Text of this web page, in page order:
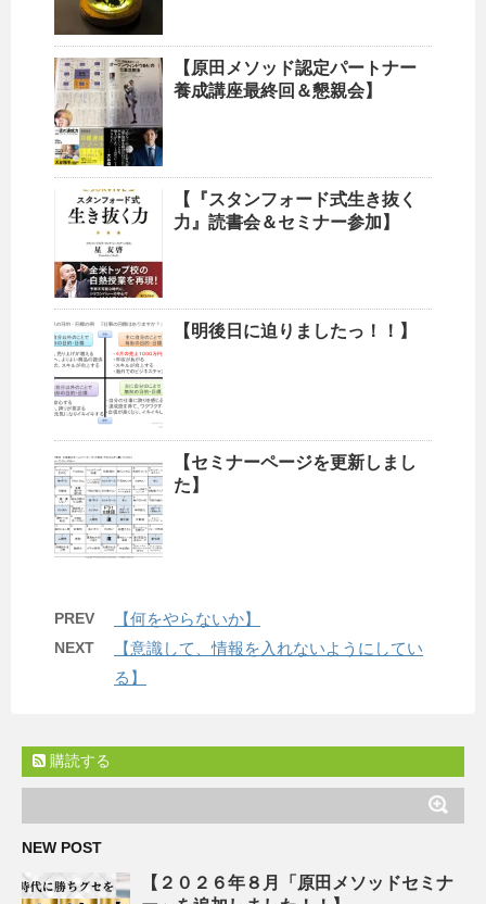
【原田メソッド認定パートナー
養成講座最終回＆懇親会】
【『スタンフォード式生き抜く
力』読書会＆セミナー参加】
【明後日に迫りましたっ！！】
【セミナーページを更新しまし
た】
PREV 【何をやらないか】
NEXT
【意識して、情報を入れないようにしてい
る】
購読する
NEW POST
【２０２６年８月「原田メソッドセミナ